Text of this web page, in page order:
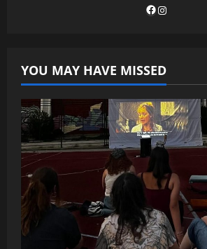
Facebook
Instagram
YOU MAY HAVE MISSED